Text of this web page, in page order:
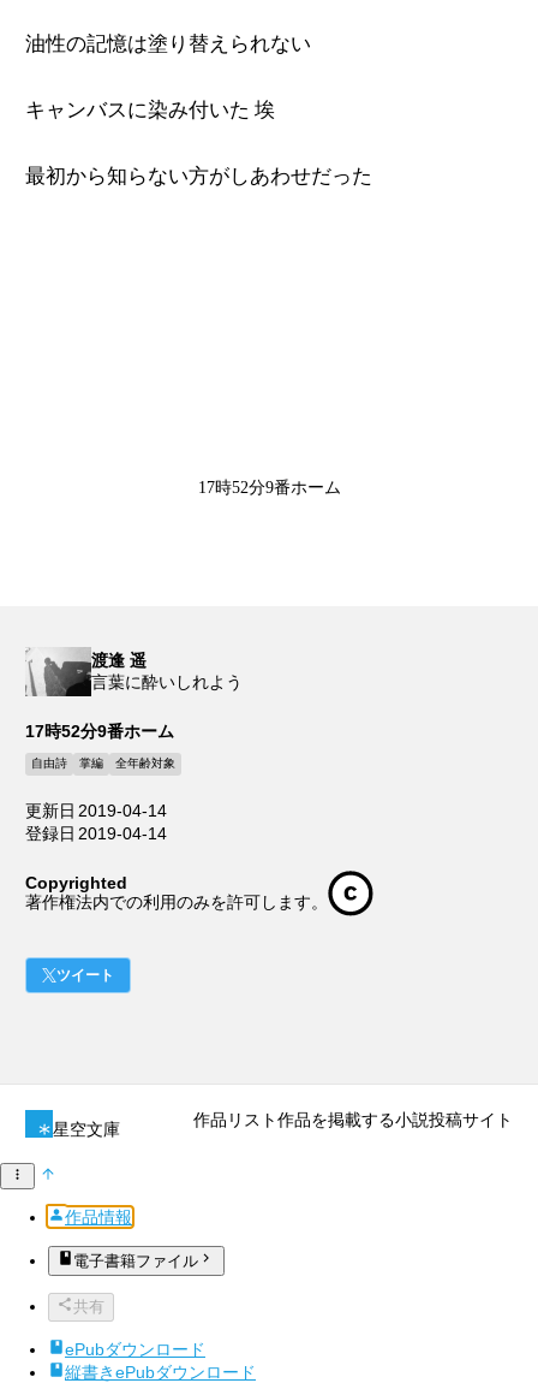
油性の記憶は塗り替えられない
キャンバスに染み付いた 埃
最初から知らない方がしあわせだった
17時52分9番ホーム
渡逢 遥
言葉に酔いしれよう
17時52分9番ホーム
自由詩 掌編 全年齢対象
更新日 2019-04-14
登録日 2019-04-14
Copyrighted
著作権法内での利用のみを許可します。
ツイート
星空文庫 作品リスト作品を掲載する小説投稿サイト
作品情報
電子書籍ファイル
共有
ePubダウンロード
縦書きePubダウンロード